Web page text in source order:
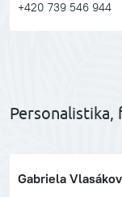
+420 739 546 944
Personalistika,
Gabriela